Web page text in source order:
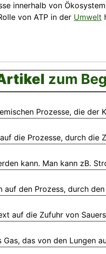
innerhalb von
von ATP in der Umwelt
zum
Prozesse, die der
die Prozesse, durch die
kann. Man kann zB.
den Prozess, durch
auf die Zufuhr von
das von den Lungen